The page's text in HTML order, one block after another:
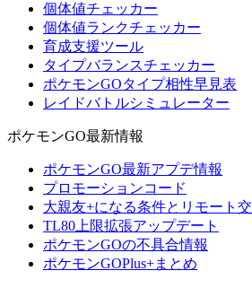
個体値チェッカー
個体値ランクチェッカー
育成支援ツール
タイプバランスチェッカー
ポケモンGOタイプ相性早見表
レイドバトルシミュレーター
ポケモンGO最新情報
ポケモンGO最新アプデ情報
プロモーションコード
大親友+になる条件とリモート
TL80上限拡張アップデート
ポケモンGOの不具合情報
ポケモンGOPlus+まとめ